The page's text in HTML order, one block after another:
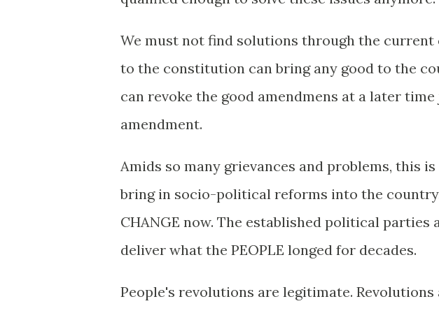
We must not find solutions through the
to the constitution can bring any good to the
can revoke the good amendmens at a later
amendment.
Amids so many grievances and problems, this
bring in socio-political reforms into the country.
CHANGE now. The established political
deliver what the PEOPLE longed for decades.
People's revolutions are legitimate. Revolutions